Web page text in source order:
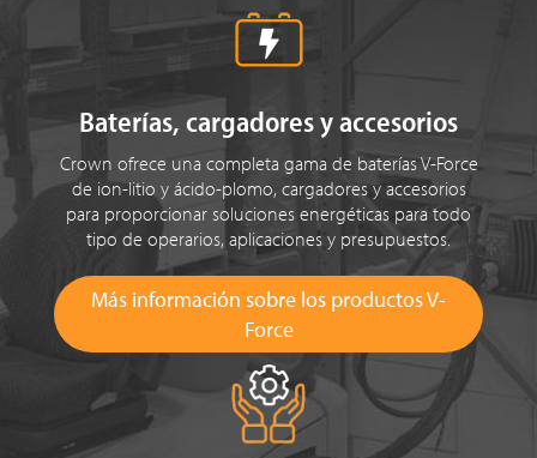
Baterías, cargadores y accesorios
Crown ofrece una completa gama de baterías V-Force
de ion-litio y ácido-plomo, cargadores y accesorios
para proporcionar soluciones energéticas para todo
tipo de operarios, aplicaciones y presupuestos.
Más información sobre los productos V-
Force